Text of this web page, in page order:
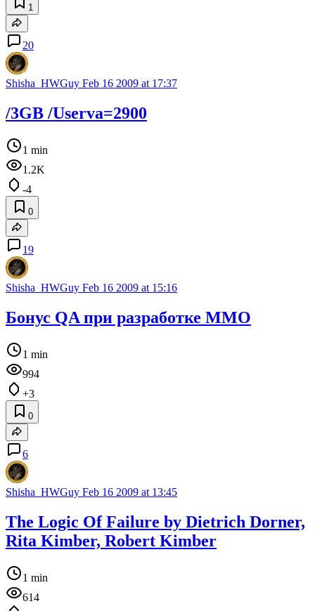
1
20
Shisha_HWGuy Feb 16 2009 at 17:37
/3GB /Userva=2900
1 min
1.2K
-4
0
19
Shisha_HWGuy Feb 16 2009 at 15:16
Бонус QA при разработке MMO
1 min
994
+3
0
6
Shisha_HWGuy Feb 16 2009 at 13:45
The Logic Of Failure by Dietrich Dorner,
Rita Kimber, Robert Kimber
1 min
614